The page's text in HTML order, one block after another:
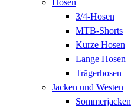
3/4-Hosen
MTB-Shorts
Kurze Hosen
Lange Hosen
Trägerhosen
Jacken und Westen
Sommerjacken